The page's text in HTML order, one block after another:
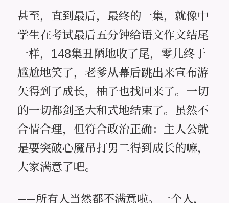
甚至，直到最后，最终的一集，就像中
学生在考试最后五分钟给语文作文结尾
一样，148集丑陋地收了尾，零儿终于
尴尬地笑了，老爹从幕后跳出来宣布游
矢得到了成长，柚子也找回来了。一切
的一切都剑圣大和式地结束了。虽然不
合情合理，但符合政治正确：主人公就
是要突破心魔吊打男二得到成长的嘛，
大家满意了吧。
——所有人当然都不满意啦。一个人，